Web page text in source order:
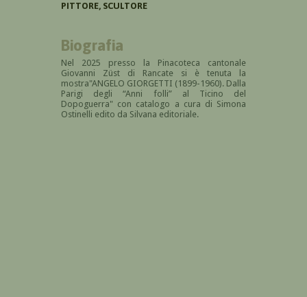
PITTORE, SCULTORE
Biografia
Nel 2025 presso la Pinacoteca cantonale
Giovanni Züst di Rancate si è tenuta la
mostra"ANGELO GIORGETTI (1899-1960). Dalla
Parigi degli “Anni folli” al Ticino del
Dopoguerra" con catalogo a cura di Simona
Ostinelli edito da Silvana editoriale.